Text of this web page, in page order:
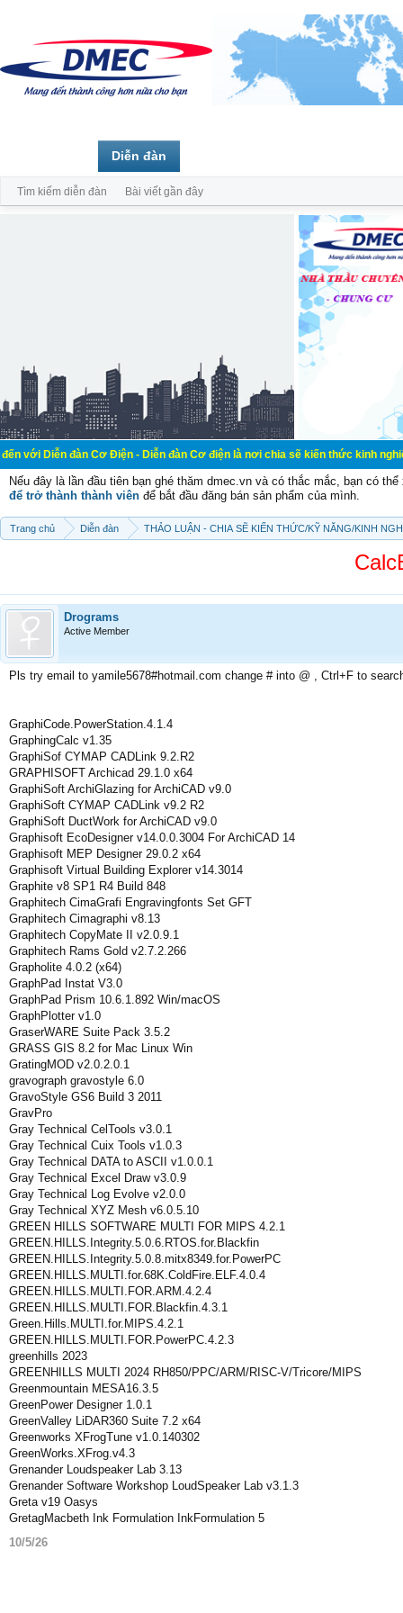
đàn Cơ Điện - Diễn đàn Cơ điện là nơi chia sẽ kiến thức kinh nghiệm
Nếu đây là lần đầu tiên bạn ghé thăm dmec.vn và có thắc mắc, bạn có
để trở thành thành viên để bắt đầu đăng bán sản phẩm của mình.
Trang chủ Diễn đàn THẢO LUẬN - CHIA SẼ KIẾN THỨC/KỸ NĂNG/KINH
Drograms
Active Member
Pls try email to yamile5678#hotmail.com change # into @ , Ctrl+F to
GraphiCode.PowerStation.4.1.4
GraphingCalc v1.35
GraphiSof CYMAP CADLink 9.2.R2
GRAPHISOFT Archicad 29.1.0 x64
GraphiSoft ArchiGlazing for ArchiCAD v9.0
GraphiSoft CYMAP CADLink v9.2 R2
GraphiSoft DuctWork for ArchiCAD v9.0
Graphisoft EcoDesigner v14.0.0.3004 For ArchiCAD 14
Graphisoft MEP Designer 29.0.2 x64
Graphisoft Virtual Building Explorer v14.3014
Graphite v8 SP1 R4 Build 848
Graphitech CimaGrafi Engravingfonts Set GFT
Graphitech Cimagraphi v8.13
Graphitech CopyMate II v2.0.9.1
Graphitech Rams Gold v2.7.2.266
Grapholite 4.0.2 (x64)
GraphPad Instat V3.0
GraphPad Prism 10.6.1.892 Win/macOS
GraphPlotter v1.0
GraserWARE Suite Pack 3.5.2
GRASS GIS 8.2 for Mac Linux Win
GratingMOD v2.0.2.0.1
gravograph gravostyle 6.0
GravoStyle GS6 Build 3 2011
GravPro
Gray Technical CelTools v3.0.1
Gray Technical Cuix Tools v1.0.3
Gray Technical DATA to ASCII v1.0.0.1
Gray Technical Excel Draw v3.0.9
Gray Technical Log Evolve v2.0.0
Gray Technical XYZ Mesh v6.0.5.10
GREEN HILLS SOFTWARE MULTI FOR MIPS 4.2.1
GREEN.HILLS.Integrity.5.0.6.RTOS.for.Blackfin
GREEN.HILLS.Integrity.5.0.8.mitx8349.for.PowerPC
GREEN.HILLS.MULTI.for.68K.ColdFire.ELF.4.0.4
GREEN.HILLS.MULTI.FOR.ARM.4.2.4
GREEN.HILLS.MULTI.FOR.Blackfin.4.3.1
Green.Hills.MULTI.for.MIPS.4.2.1
GREEN.HILLS.MULTI.FOR.PowerPC.4.2.3
greenhills 2023
GREENHILLS MULTI 2024 RH850/PPC/ARM/RISC-V/Tricore/MIPS
Greenmountain MESA16.3.5
GreenPower Designer 1.0.1
GreenValley LiDAR360 Suite 7.2 x64
Greenworks XFrogTune v1.0.140302
GreenWorks.XFrog.v4.3
Grenander Loudspeaker Lab 3.13
Grenander Software Workshop LoudSpeaker Lab v3.1.3
Greta v19 Oasys
GretagMacbeth Ink Formulation InkFormulation 5
10/5/26
Diễn đàn
Tìm kiếm diễn đàn Bài viết gần đây